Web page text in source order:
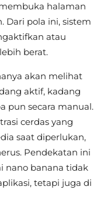
halaman
Dari pola ini, sistem
atau
berat.
akan melihat
aktif, kadang
pun secara manual.
cerdas yang
saat diperlukan,
Pendekatan ini
nano banana tidak
tetapi juga di